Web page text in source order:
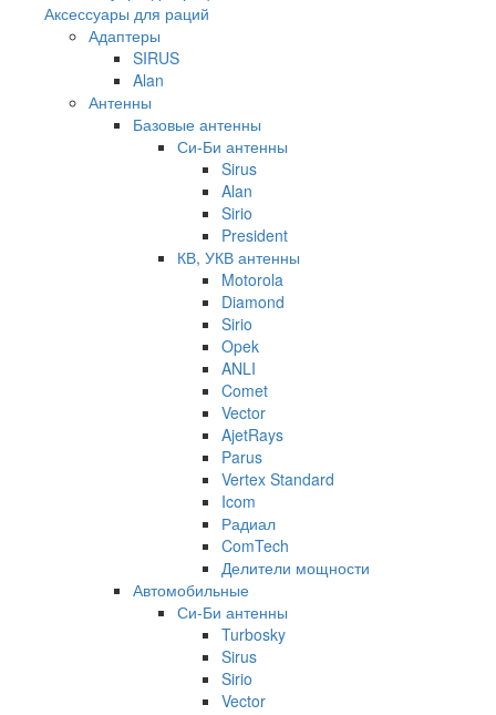
Аксессуары для раций
Адаптеры
SIRUS
Alan
Антенны
Базовые антенны
Си-Би антенны
Sirus
Alan
Sirio
President
КВ, УКВ антенны
Motorola
Diamond
Sirio
Opek
ANLI
Comet
Vector
AjetRays
Parus
Vertex Standard
Icom
Радиал
ComTech
Делители мощности
Автомобильные
Си-Би антенны
Turbosky
Sirus
Sirio
Vector